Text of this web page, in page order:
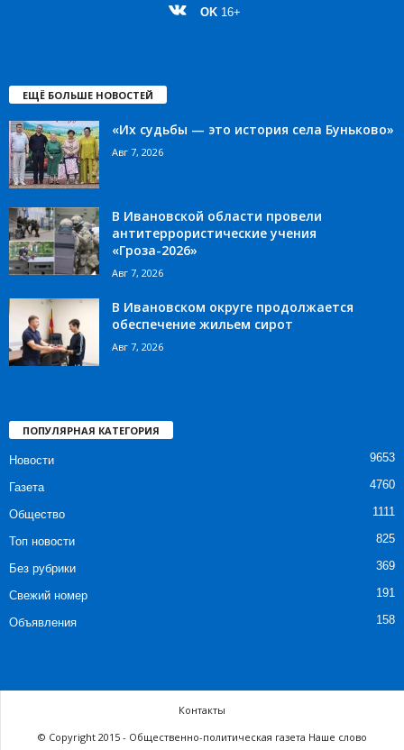
OK 16+
ЕЩЁ БОЛЬШЕ НОВОСТЕЙ
«Их судьбы — это история села Буньково»
Авг 7, 2026
В Ивановской области провели
антитеррористические учения
«Гроза-2026»
Авг 7, 2026
В Ивановском округе продолжается
обеспечение жильем сирот
Авг 7, 2026
ПОПУЛЯРНАЯ КАТЕГОРИЯ
Новости 9653
Газета 4760
Общество 1111
Топ новости 825
Без рубрики 369
Свежий номер 191
Объявления 158
Контакты
© Copyright 2015 - Общественно-политическая газета Наше слово